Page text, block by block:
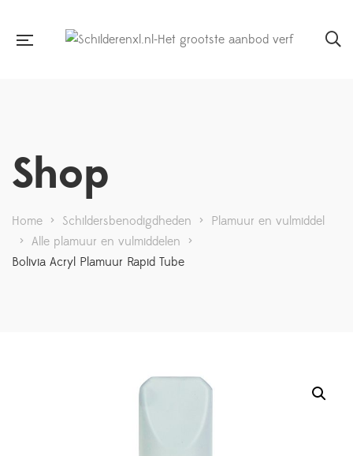
Shop
Home > Schildersbenodigdheden > Plamuur en vulmiddel
> Alle plamuur en vulmiddelen >
Bolivia Acryl Plamuur Rapid Tube